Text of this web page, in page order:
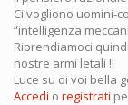
Ci vogliono uomini-
“intelligenza
Riprendiamoci
nostre armi letali !!
Luce su di voi bella
Accedi o registrati